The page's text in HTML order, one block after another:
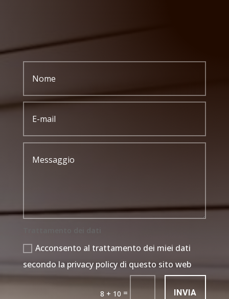
Acconsento al trattamento dei miei dati
secondo la privacy policy di questo sito web
8 + 10 = INVIA